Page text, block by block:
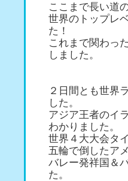
ここまで長い道
世界のトップレ
た！
これまで関わっ
しました。
２日間とも世界
した。
アジア王者のイ
わかりました。
世界４大大会タ
五輪で倒したア
バレー発祥国＆
た。